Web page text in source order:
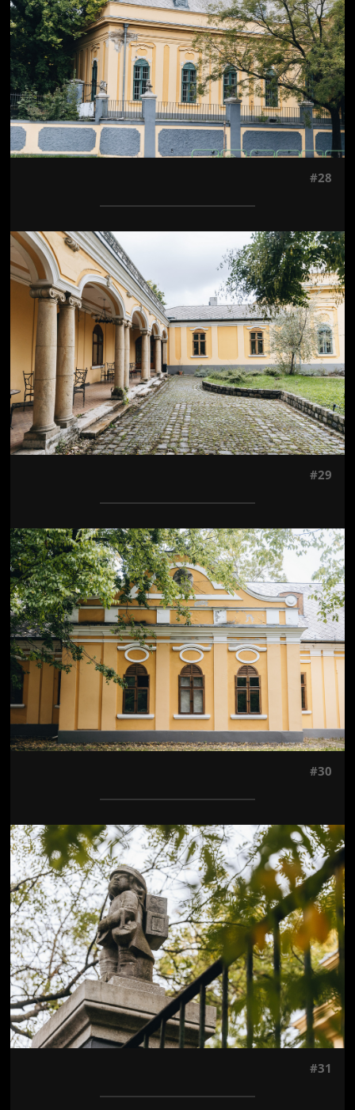
#28
Jön még kép!
#29
Jön még kép!
#30
Jön még kép!
#31